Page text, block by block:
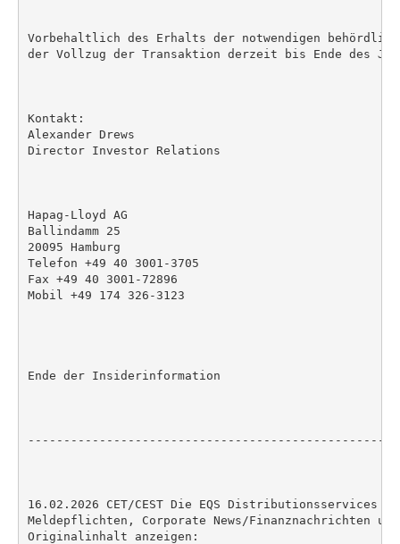
Vorbehaltlich des Erhalts der notwendigen
der Vollzug der Transaktion derzeit bis Ende des
Kontakt:
Alexander Drews
Director Investor Relations
Hapag-Lloyd AG
Ballindamm 25
20095 Hamburg
Telefon +49 40 3001-3705
Fax +49 40 3001-72896
Mobil +49 174 326-3123
Ende der Insiderinformation
16.02.2026 CET/CEST Die EQS Distributionsservices
Meldepflichten, Corporate News/Finanznachrichten
Originalinhalt anzeigen: